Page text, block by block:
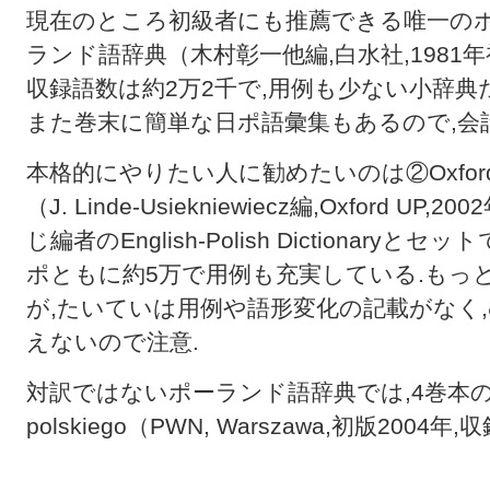
現在のところ初級者にも推薦できる唯一
ランド語辞典（木村彰一他編,白水社,1981
収録語数は約2万2千で,用例も少ない小辞
また巻末に簡単な日ポ語彙集もあるので,
本格的にやりたい人に勧めたいのは
（J. Linde-Usiekniewiecz編,Oxford
じ編者のEnglish-Polish Dictionaryとセッ
ポともに約5万で用例も充実している.もっ
が,たいていは用例や語形変化の記載がな
えないので注意.
対訳ではないポーランド語辞典では,4巻本
polskiego（PWN, Warszawa,初版2004年,